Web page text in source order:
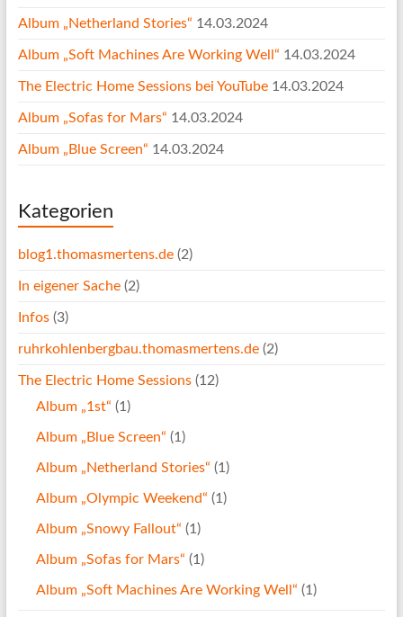
Album „Netherland Stories“ 14.03.2024
Album „Soft Machines Are Working Well“ 14.03.2024
The Electric Home Sessions bei YouTube 14.03.2024
Album „Sofas for Mars“ 14.03.2024
Album „Blue Screen“ 14.03.2024
Kategorien
blog1.thomasmertens.de(2)
In eigener Sache(2)
Infos(3)
ruhrkohlenbergbau.thomasmertens.de(2)
The Electric Home Sessions(12)
Album „1st“ (1)
Album „Blue Screen“ (1)
Album „Netherland Stories“ (1)
Album „Olympic Weekend“ (1)
Album „Snowy Fallout“ (1)
Album „Sofas for Mars“ (1)
Album „Soft Machines Are Working Well“ (1)